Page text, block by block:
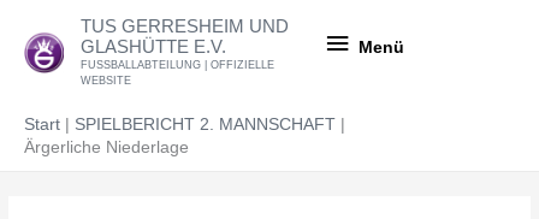
Inhalt
springen
TUS GERRESHEIM UND
GLASHÜTTE E.V.
FUSSBALLABTEILUNG | OFFIZIELLE
WEBSITE
Menü
Start
SPIELBERICHT 2. MANNSCHAFT
Ärgerliche Niederlage